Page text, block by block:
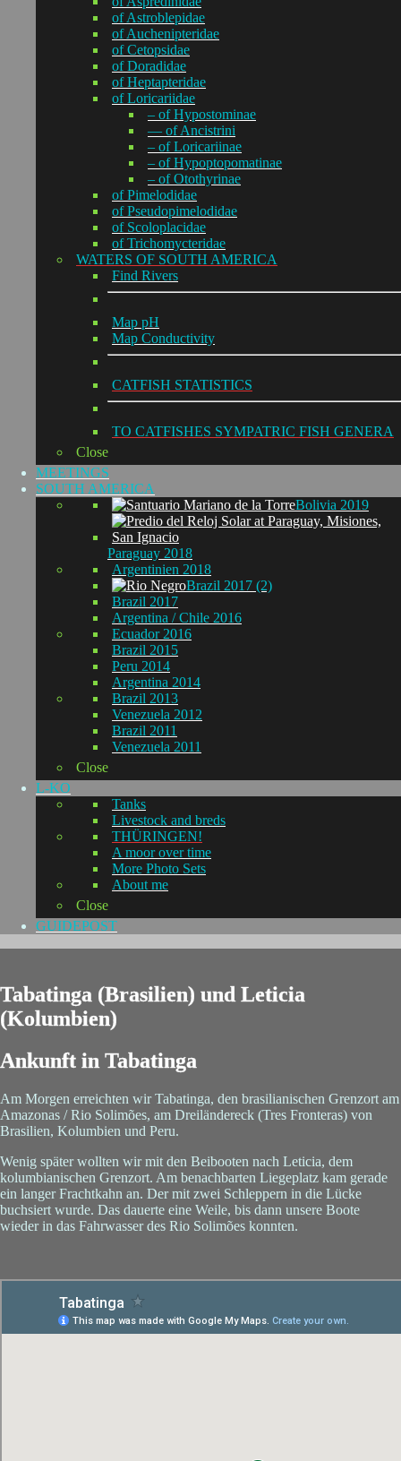
of Astroblepidae
of Auchenipteridae
of Cetopsidae
of Doradidae
of Heptapteridae
of Loricariidae
– of Hypostominae
— of Ancistrini
– of Loricariinae
– of Hypoptopomatinae
– of Otothyrinae
of Pimelodidae
of Pseudopimelodidae
of Scoloplacidae
of Trichomycteridae
WATERS OF SOUTH AMERICA
Find Rivers
Map pH
Map Conductivity
CATFISH STATISTICS
TO CATFISHES SYMPATRIC FISH GENERA
Close
MEETINGS
SOUTH AMERICA
Bolivia 2019
Paraguay 2018
Argentinien 2018
Brazil 2017 (2)
Brazil 2017
Argentina / Chile 2016
Ecuador 2016
Brazil 2015
Peru 2014
Argentina 2014
Brazil 2013
Venezuela 2012
Brazil 2011
Venezuela 2011
Close
L-KO
Tanks
Livestock and breds
THÜRINGEN!
A moor over time
More Photo Sets
About me
Close
GUIDEPOST
Tabatinga (Brasilien) und Leticia
(Kolumbien)
Ankunft in Tabatinga
Am Morgen erreichten wir Tabatinga, den brasilianischen Grenzort am
Amazonas / Rio Solimões, am Dreiländereck (Tres Fronteras) von
Brasilien, Kolumbien und Peru.
Wenig später wollten wir mit den Beibooten nach Leticia, dem
kolumbianischen Grenzort. Am benachbarten Liegeplatz kam gerade
ein langer Frachtkahn an. Der mit zwei Schleppern in die Lücke
buchsiert wurde. Das dauerte eine Weile, bis dann unsere Boote
wieder in das Fahrwasser des Rio Solimões konnten.